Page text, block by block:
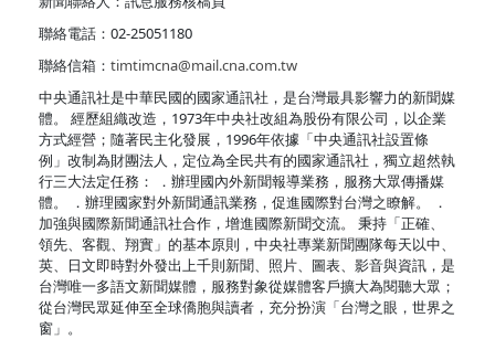
聯絡電話：02-25051180
聯絡信箱： timtimcna@mail.cna.com.tw
中央通訊社是中華民國的國家通訊社，是台灣最具影響力的新聞媒
體。 經歷組織改造，1973年中央社改組為股份有限公司，以企業
方式經營；隨著民主化發展，1996年依據「中央通訊社設置條
例」改制為財團法人，定位為全民共有的國家通訊社，獨立超然執
行三大法定任務： ．辦理國內外新聞報導業務，服務大眾傳播媒
體。 ．辦理國家對外新聞通訊業務，促進國際對台灣之瞭解。 ．
加強與國際新聞通訊社合作，增進國際新聞交流。 秉持「正確、
領先、客觀、翔實」的基本原則，中央社專業新聞團隊每天以中、
英、日文即時對外發出上千則新聞、照片、圖表、影音與資訊，是
台灣唯一多語文新聞媒體，服務對象從媒體客戶擴大為閱聽大眾；
從台灣民眾延伸至全球僑胞與讀者，充分扮演「台灣之眼，世界之
窗」。